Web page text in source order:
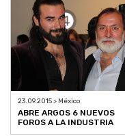
23.09.2015 > México
ABRE ARGOS 6 NUEVOS
FOROS A LA INDUSTRIA